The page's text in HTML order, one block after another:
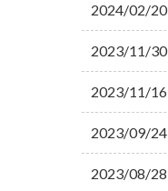
2024/02/20
2023/11/30
2023/11/16
2023/09/24
2023/08/28